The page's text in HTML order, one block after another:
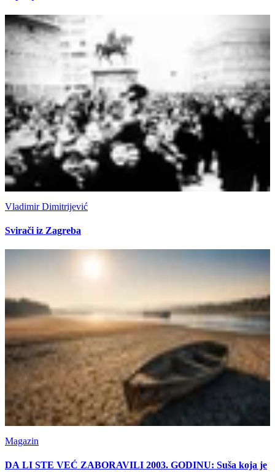
Vladimir Dimitrijević
Svirači iz Zagreba
Magazin
DA LI STE VEĆ ZABORAVILI 2003. GODINU: Suša koja je